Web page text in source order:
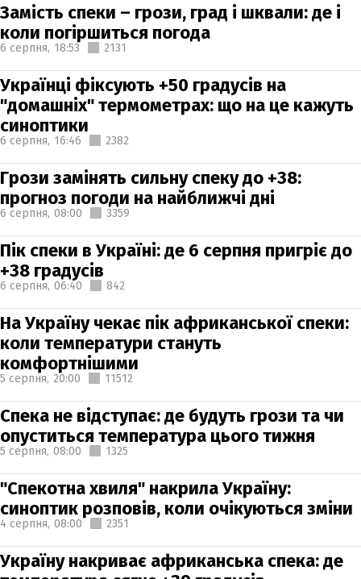
Замість спеки – грози, град і шквали: де і
коли погіршиться погода
6 серпня, 18:53 2131
Українці фіксують +50 градусів на
"домашніх" термометрах: що на це кажуть
синоптики
6 серпня, 16:46 2382
Грози замінять сильну спеку до +38:
прогноз погоди на найближчі дні
6 серпня, 08:00 3359
Пік спеки в Україні: де 6 серпня пригріє до
+38 градусів
6 серпня, 06:40 842
На Україну чекає пік африканської спеки:
коли температури стануть
комфортнішими
5 серпня, 20:00 11512
Спека не відступає: де будуть грози та чи
опуститься температура цього тижня
5 серпня, 08:00 1325
"Спекотна хвиля" накрила Україну:
синоптик розповів, коли очікуються зміни
4 серпня, 08:00 2351
Україну накриває африканська спека: де